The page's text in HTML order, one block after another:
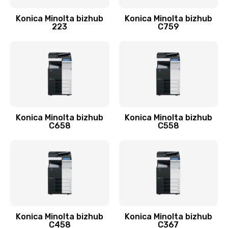
Konica Minolta bizhub
223
Konica Minolta bizhub
C759
Konica Minolta bizhub
C658
Konica Minolta bizhub
C558
Konica Minolta bizhub
C458
Konica Minolta bizhub
C367